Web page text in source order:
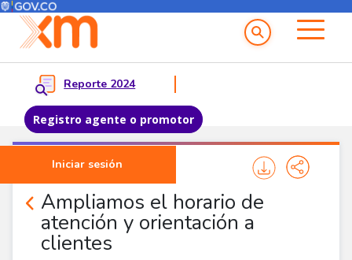
Pasar al contenido principal
Menú del Usuario
Reporte 2024
Registro agente o promotor
Iniciar sesión
Menu principal
Ampliamos el horario de
atención y orientación a
clientes
Noticias Corporativas